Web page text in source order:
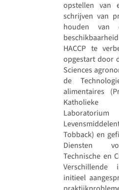
opstellen van
schrijven van
houden van
HACCP te
opgestart door
Sciences
de
alimentaires
Katholieke
Tobback) en
Diensten
Technische en
Verschillende
initieel